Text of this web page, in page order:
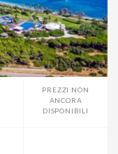
PREZZI NON
ANCORA
DISPONIBILI